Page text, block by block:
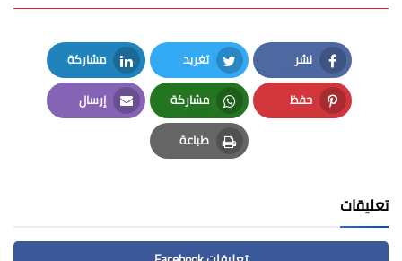
نشر
Facebook
تغريد
Twitter
مشاركة
LinkedIn
حفظ
Pinterest
مشاركة
Whatsapp
إرسال
Email
طباعة
Print
تعليقات